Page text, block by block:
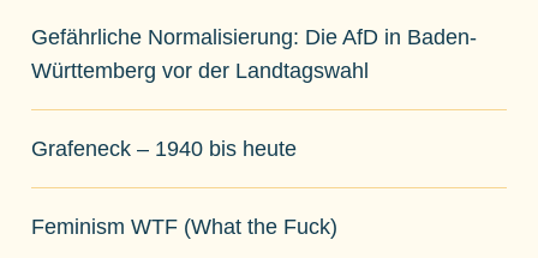
Gefährliche Normalisierung: Die AfD in Baden-
Württemberg vor der Landtagswahl
Grafeneck – 1940 bis heute
Feminism WTF (What the Fuck)